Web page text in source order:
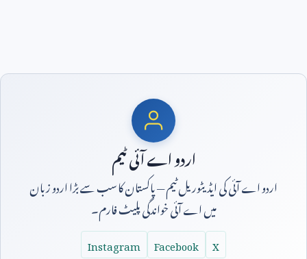
اردو اے آئی ٹیم
اردو اے آئی کی ایڈیٹوریل ٹیم — پاکستان کا سب سے بڑا اردو زبان
میں اے آئی خواندگی پلیٹ فارم۔
X
Facebook
Instagram